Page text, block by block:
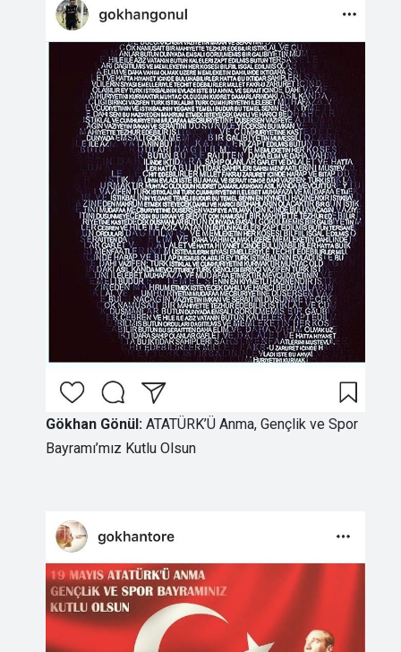
Gökhan Gönül: ATATÜRK’Ü Anma, Gençlik ve Spor
Bayramı’mız Kutlu Olsun